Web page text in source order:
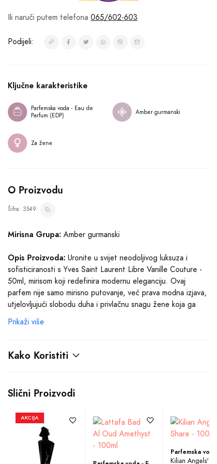
Ili naruči putem telefona 065/602-603
Podijeli:
Ključne karakteristike
Parfemska voda - Eau de
Parfum (EDP)
Amber gurmanski
Za žene
O Proizvodu
Šifra: 3549
Mirisna Grupa: Amber gurmanski
Opis Proizvoda: Uronite u svijet neodoljivog luksuza i
sofisticiranosti s Yves Saint Laurent Libre Vanille Couture -
50ml, mirisom koji redefinira modernu eleganciju. Ovaj
parfem nije samo mirisno putovanje, već prava modna izjava,
utjelovljujući slobodu duha i privlačnu snagu žene koja ga
nosi.
bogatim slojevima vanilije, koja svojoj nositeljici pruža
nezaboravni osjećaj raskošnog užitka. Vanilija, često
dodatno naglašena vrhunskim notama cvjetnog aranžmana,
stvarajući delikatan balans između smjelih i suptilnih
Prva nota donosi eksplozivnu svježinu, koja se razvija u srce
mirisa prožeto cvjetovima lavande, tradicionalnim simbolom
slobode i opuštanja. Osjetite moć autentične elegancije
Prikaži više
Kako Koristiti
Slični Proizvodi
AKCIJA
Kilian Angels'